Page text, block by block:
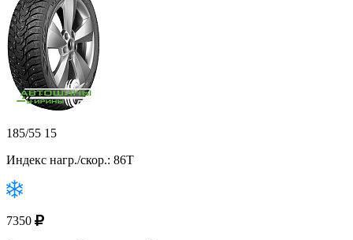
185/55 15
Индекс нагр./скор.: 86T
7350